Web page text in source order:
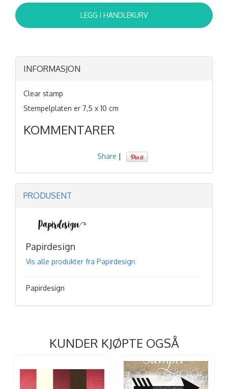
LEGG I HANDLEKURV
INFORMASJON
Clear stamp
Stempelplaten er 7,5 x 10 cm
KOMMENTARER
Share |
PRODUSENT
Papirdesign
Vis alle produkter fra Papirdesign
Papirdesign
KUNDER KJØPTE OGSÅ